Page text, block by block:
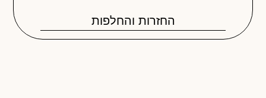
החזרות והחלפות